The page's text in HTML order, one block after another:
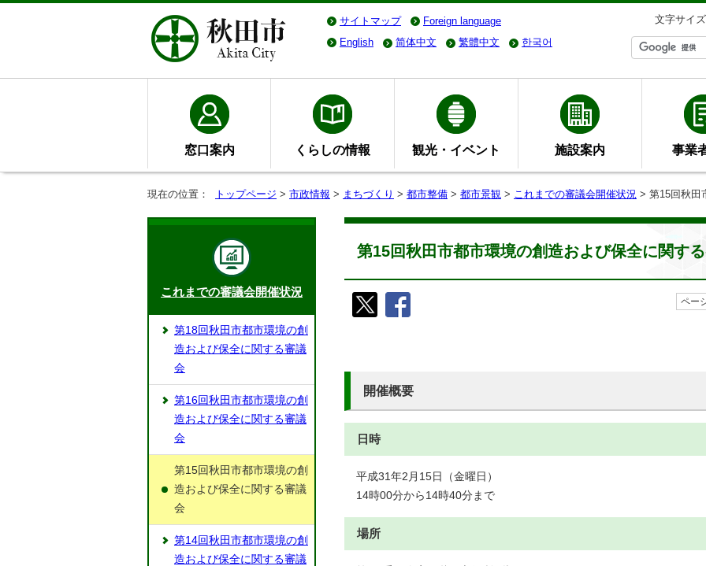
サイトマップ Foreign language 文字サイズ
English
简体中文 繁體中文 한국어
窓口案内 くらしの情報 観光・イベント 施設案内 事業
現在の位置： トップページ > 市政情報 > まちづくり > 都市整備 > 都市景観 > これまでの審議会開催状況 > 第15回秋田
第15回秋田市都市環境の創造および保全に関す
ペー
開催概要
日時
平成31年2月15日（金曜日）
14時00分から14時40分まで
場所
これまでの審議会開催状況
第18回秋田市都市環境の創
造および保全に関する審議
会
第16回秋田市都市環境の創
造および保全に関する審議
会
第15回秋田市都市環境の創
造および保全に関する審議
会
第14回秋田市都市環境の創
造および保全に関する審議